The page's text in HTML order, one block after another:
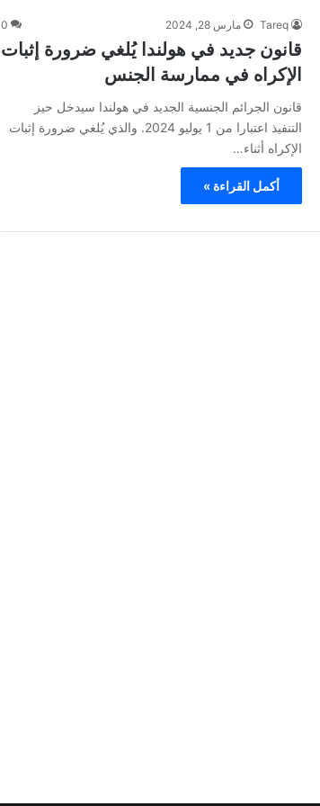
Tareq مارس 28, 2024 0
قانون جديد في هولندا يُلغي ضرورة إثبات
الإكراه في ممارسة الجنس
قانون الجرائم الجنسية الجديد في هولندا سيدخل حيز
التنفيذ اعتبارا من 1 يوليو 2024. والذي يُلغي ضرورة إثبات
الإكراه أثناء…
أكمل القراءة »